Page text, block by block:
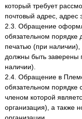
который требует
почтовый адрес, адрес
2.3. Обращение
обязательном порядке
печатью (при
должны быть заверены
наличии).
2.4. Обращение в
обязательном
членом которой
организация), а также